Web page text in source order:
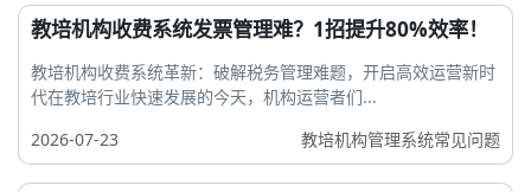
教培机构收费系统发票管理难？1招提升80%效率！
教培机构收费系统革新：破解税务管理难题，开启高效运营新时
代在教培行业快速发展的今天，机构运营者们...
2026-07-23
教培机构管理系统常见问题